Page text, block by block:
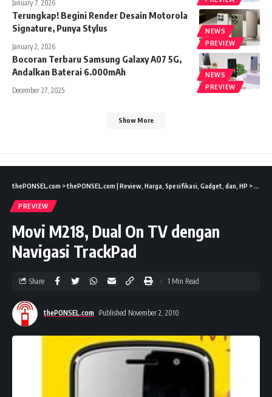
January 7, 2026
NEWS
PREVIEW
Terungkap! Begini Render Desain Motorola
Signature, Punya Stylus
January 2, 2026
NEWS
PREVIEW
Bocoran Terbaru Samsung Galaxy A07 5G,
Andalkan Baterai 6.000mAh
December 27, 2025
Show More
thePONSEL.com >thePONSEL.com | Review, Harga, Spesifikasi, Gadget, dan, HP >
PREVIEW
Movi M218, Dual On TV dengan
Navigasi TrackPad
thePONSEL.com Published November 2, 2010
Share 1 Min Read